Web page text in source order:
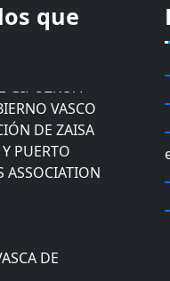
que
GIPUZKOA
DEL
VASCO
DE ZAISA
PUERTO
ASSOCIATION
DE